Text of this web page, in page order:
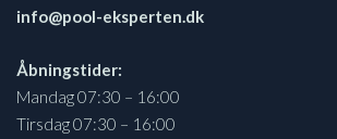
info@pool-eksperten.dk
Åbningstider:
Mandag 07:30 – 16:00
Tirsdag 07:30 – 16:00